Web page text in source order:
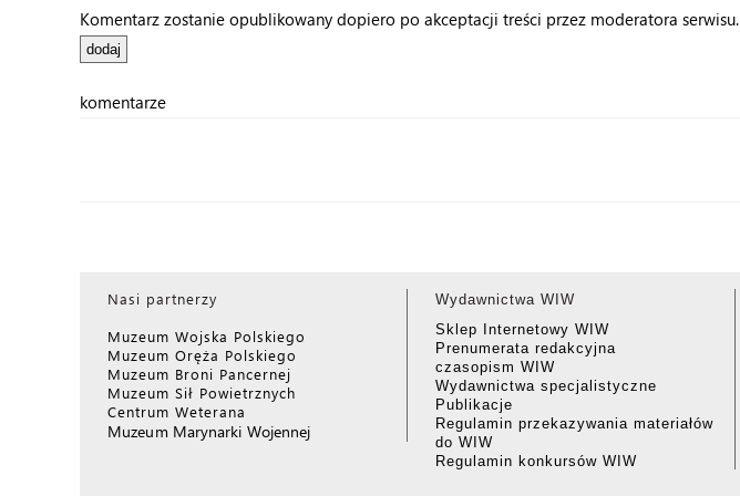
Komentarz zostanie opublikowany dopiero po akceptacji treści przez moderatora serwisu.
komentarze
Nasi partnerzy
Muzeum Wojska Polskiego
Muzeum Oręża Polskiego
Muzeum Broni Pancernej
Muzeum Sił Powietrznych
Centrum Weterana
Muzeum Marynarki Wojennej
Wydawnictwa WIW
Sklep Internetowy WIW
Prenumerata redakcyjna
czasopism WIW
Wydawnictwa specjalistyczne
Publikacje
Regulamin przekazywania materiałów
do WIW
Regulamin konkursów WIW